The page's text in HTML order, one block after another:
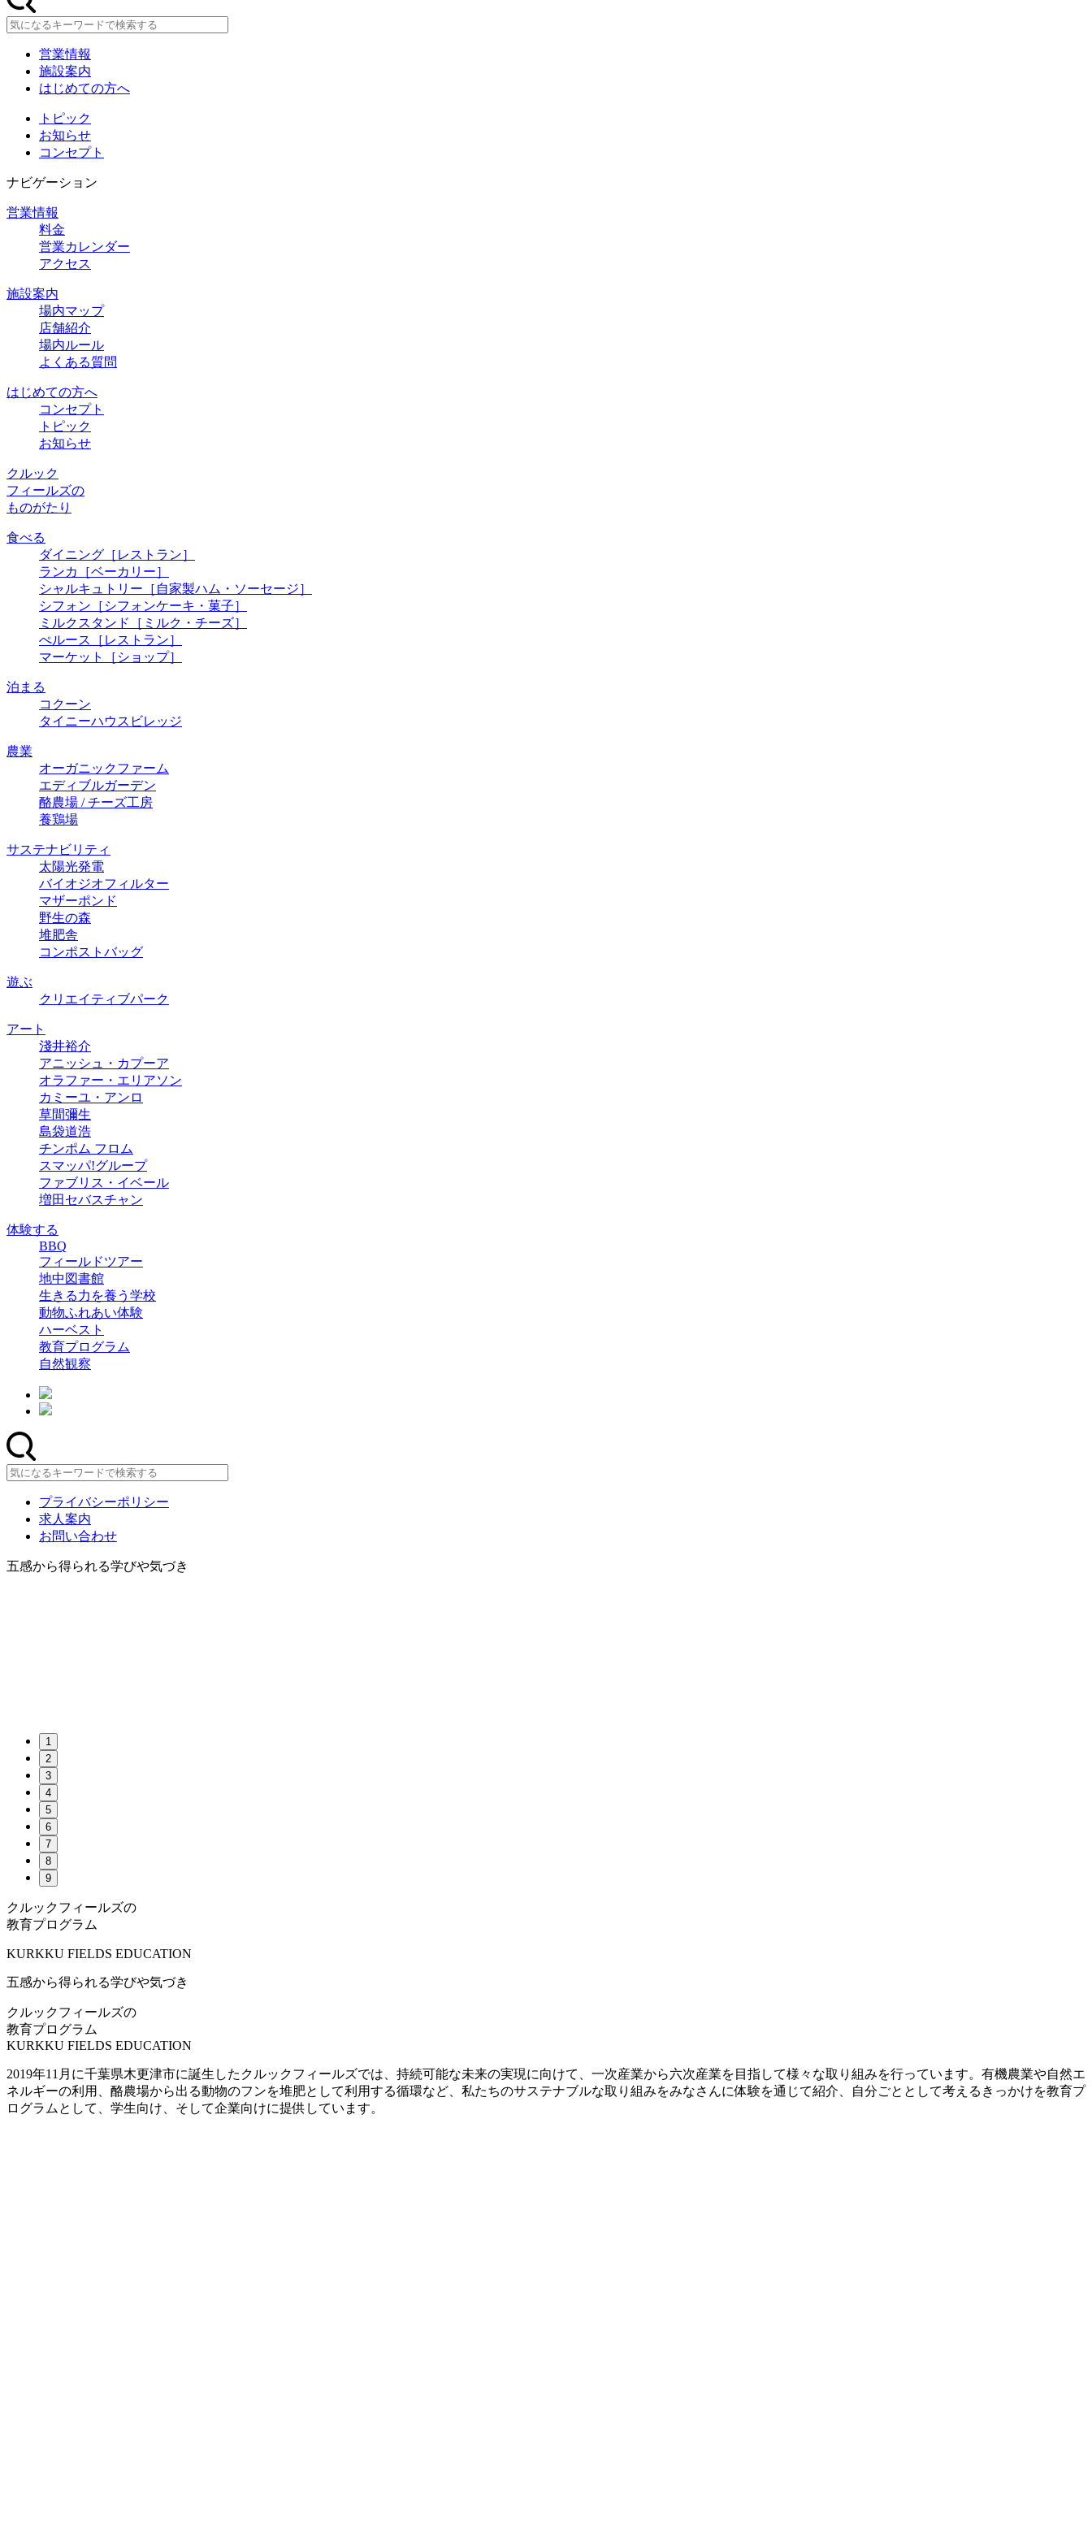
営業情報
施設案内
はじめての方へ
トピック
お知らせ
コンセプト
ナビゲーション
営業情報
料金
営業カレンダー
アクセス
施設案内
場内マップ
店舗紹介
場内ルール
よくある質問
はじめての方へ
コンセプト
トピック
お知らせ
クルック
フィールズの
ものがたり
食べる
ダイニング ［レストラン］
ランカ
［ベーカリー］
シャルキュトリー ［自家製ハム・ソーセージ］
シフォン ［シフォンケーキ・菓子］
ミルクスタンド
［ミルク・チーズ］
ぺルース
［レストラン］
マーケット
［ショップ］
泊まる
コクーン
タイニーハウスビレッジ
農業
オーガニックファーム
エディブルガーデン
酪農場 / チーズ⼯房
養鶏場
サステナビリティ
太陽光発電
バイオジオフィルター
マザーポンド
野生の森
堆肥舎
コンポストバッグ
遊ぶ
クリエイティブパーク
アート
淺井裕介
アニッシュ・カプーア
オラファー・エリアソン
カミーユ・アンロ
草間彌生
島袋道浩
チンポム フロム
スマッパ!グループ
ファブリス・イベール
増田セバスチャン
体験する
BBQ
フィールドツアー
地中図書館
生きる力を養う学校
動物ふれあい体験
ハーベスト
教育プログラム
自然観察
プライバシーポリシー
求人案内
お問い合わせ
五感から得られる学びや気づき
1
2
3
4
5
6
7
8
9
クルックフィールズの
教育プログラム
KURKKU FIELDS EDUCATION
五感から得られる学びや気づき
クルックフィールズの
教育プログラム
KURKKU FIELDS EDUCATION
2019年11月に千葉県木更津市に誕生したクルックフィールズでは、持続可能な未来の実現に向けて、一次産業から六次産業を目指して様々な取り組みを行っています。有機農業や自然エ
ネルギーの利用、酪農場から出る動物のフンを堆肥として利用する循環など、私たちのサステナブルな取り組みをみなさんに体験を通じて紹介、自分ごととして考えるきっかけを教育プ
ログラムとして、学生向け、そして企業向けに提供しています。